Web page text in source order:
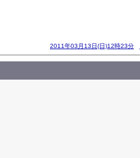
2011年03月13日(日)12時23分